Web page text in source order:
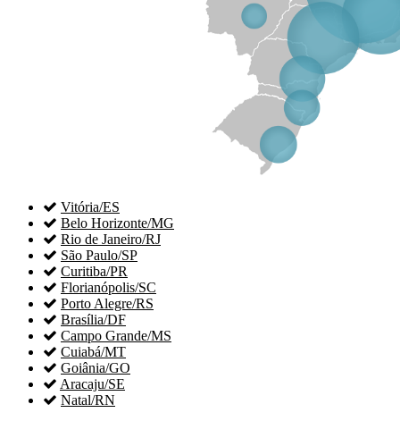
 Vitória/ES
 Belo Horizonte/MG
 Rio de Janeiro/RJ
 São Paulo/SP
 Curitiba/PR
 Florianópolis/SC
 Porto Alegre/RS
 Brasília/DF
 Campo Grande/MS
 Cuiabá/MT
 Goiânia/GO
 Aracaju/SE
 Natal/RN